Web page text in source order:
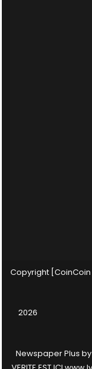
Copyright [CoinCoin
2026
Newspaper Plus by